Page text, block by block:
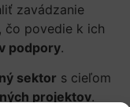
zavádzanie
čo povedie k ich
podpory.
sektor s cieľom
projektov.